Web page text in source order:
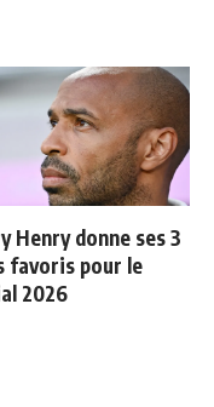
Henry donne ses 3
favoris pour le
2026